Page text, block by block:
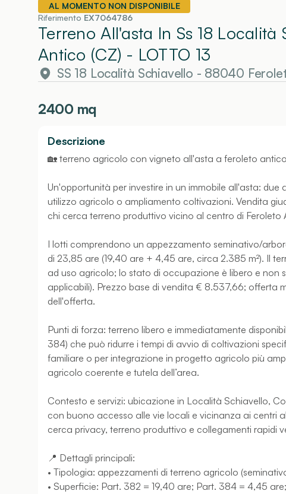
AL MOMENTO NON DISPONIBILE
Riferimento EX7064786
Terreno All'asta In Ss 18
Antico (CZ) - LOTTO 13
SS 18 Località Schiavello - 88040
2400 mq
Descrizione
🏡 terreno agricolo con vigneto all'asta a feroleto antico
Un'opportunità per investire in un immobile all'asta:
utilizzo agricolo o ampliamento coltivazioni. Vendita
chi cerca terreno produttivo vicino al centro di Feroleto
I lotti comprendono un appezzamento seminativo/
di 23,85 are (19,40 are + 4,45 are, circa 2.385 m²). Il
ad uso agricolo; lo stato di occupazione è libero e non
applicabili). Prezzo base di vendita € 8.537,66; offerta
dell'offerta.
Punti di forza: terreno libero e immediatamente
384) che può ridurre i tempi di avvio di coltivazioni
familiare o per integrazione in progetto agricolo più
agricolo coerente e tutela dell’area.
Contesto e servizi: ubicazione in Località Schiavello,
con buono accesso alle vie locali e vicinanza ai centri
cerca privacy, terreno produttivo e collegamenti rapidi
📍 Dettagli principali:
• Tipologia: appezzamenti di terreno agricolo
• Superficie: Part. 382 = 19,40 are; Part. 384 = 4,45